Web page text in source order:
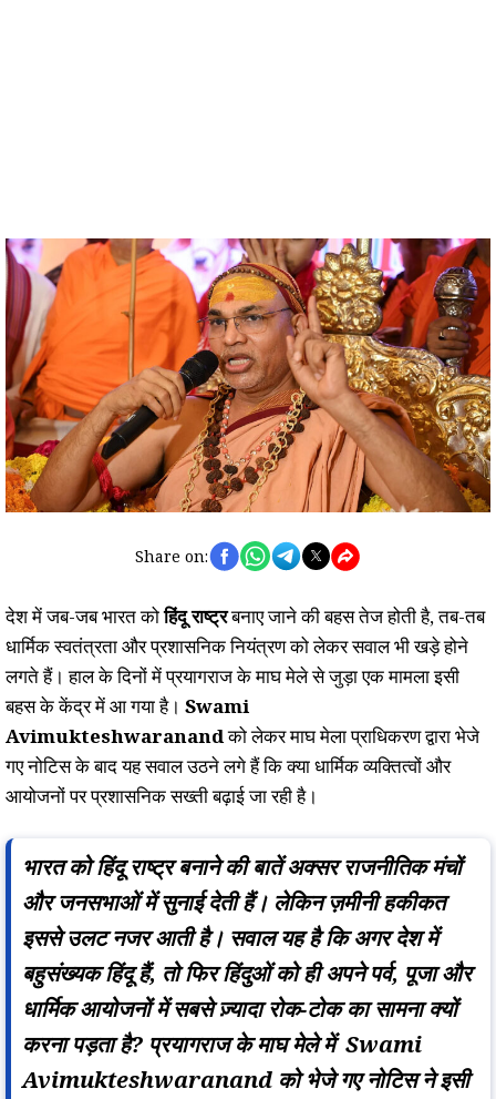
Share on:
देश में जब-जब भारत कोहिंदू राष्ट्रबनाए जाने की बहस तेज होती है, तब-तब
धार्मिक स्वतंत्रता और प्रशासनिक नियंत्रण को लेकर सवाल भी खड़े होने
लगते हैं। हाल के दिनों में प्रयागराज के माघ मेले से जुड़ा एक मामला इसी
बहस के केंद्र में आ गया है। Swami
Avimukteshwaranandको लेकर माघ मेला प्राधिकरण द्वारा भेजे
गए नोटिस के बाद यह सवाल उठने लगे हैं कि क्या धार्मिक व्यक्तित्वों और
आयोजनों पर प्रशासनिक सख्ती बढ़ाई जा रही है।
भारत को हिंदू राष्ट्र बनाने की बातें अक्सर राजनीतिक मंचों
और जनसभाओं में सुनाई देती हैं। लेकिन ज़मीनी हकीकत
इससे उलट नजर आती है। सवाल यह है कि अगर देश में
बहुसंख्यक हिंदू हैं, तो फिर हिंदुओं को ही अपने पर्व, पूजा और
धार्मिक आयोजनों में सबसे ज़्यादा रोक-टोक का सामना क्यों
करना पड़ता है? प्रयागराज के माघ मेले में Swami
Avimukteshwaranand को भेजे गए नोटिस ने इसी